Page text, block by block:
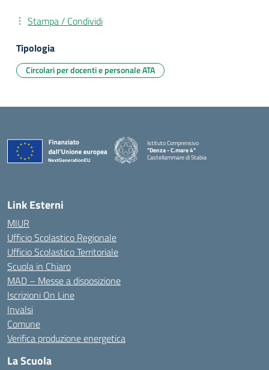
Stampa / Condividi
Tipologia
Circolari per docenti e personale ATA
Istituto Comprensivo
"Denza - C.mare 4"
Castellammare di Stabia
Link Esterni
MIUR
Ufficio Scolastico Regionale
Ufficio Scolastico Territoriale
Scuola in Chiaro
MAD – Messe a disposizione
Iscrizioni On Line
Invalsi
Comune
Verifica produzione energetica
La Scuola